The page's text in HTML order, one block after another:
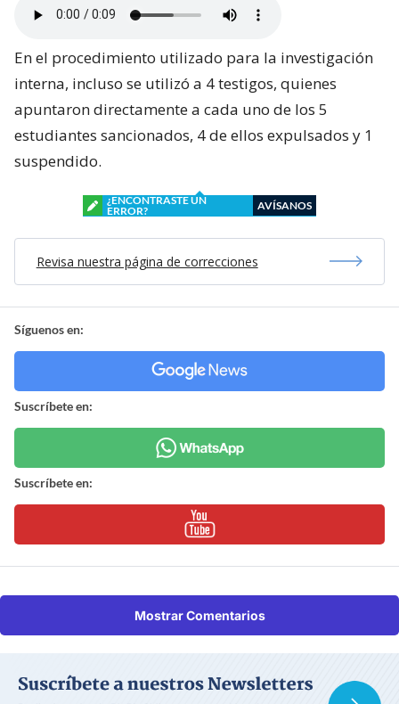
En el procedimiento utilizado para la investigación
interna, incluso se utilizó a 4 testigos, quienes
apuntaron directamente a cada uno de los 5
estudiantes sancionados, 4 de ellos expulsados y 1
suspendido.
¿ENCONTRASTE UN
ERROR?
AVÍSANOS
Revisa nuestra página de correcciones
Síguenos en:
Suscríbete en:
Suscríbete en:
Mostrar Comentarios